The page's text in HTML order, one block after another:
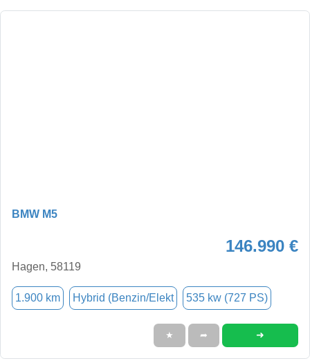
BMW M5
146.990 €
Hagen, 58119
1.900 km Hybrid (Benzin/Elekt 535 kw (727 PS)
★ ➦ ➜